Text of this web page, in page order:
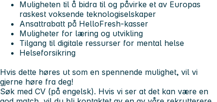
Muligheten til å bidra til og påvirke et av Europas
raskest voksende teknologiselskaper
Ansattrabatt på HelloFresh-kasser
Muligheter for læring og utvikling
Tilgang til digitale ressurser for mental helse
Helseforsikring
Hvis dette høres ut som en spennende mulighet, vil vi
gjerne høre fra deg!
Søk med CV (på engelsk). Hvis vi ser at det kan være en